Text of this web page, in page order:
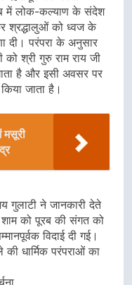
में लोक-कल्याण के संदेश
श्रद्धालुओं को ध्वज के
दी। परंपरा के अनुसार
को श्री गुरु राम राय जी
है और इसी अवसर पर
जाता है।
मसूरी
गुलाटी ने जानकारी देते
शाम को पूरब की संगत को
विदाई दी गई।
धार्मिक परंपराओं का